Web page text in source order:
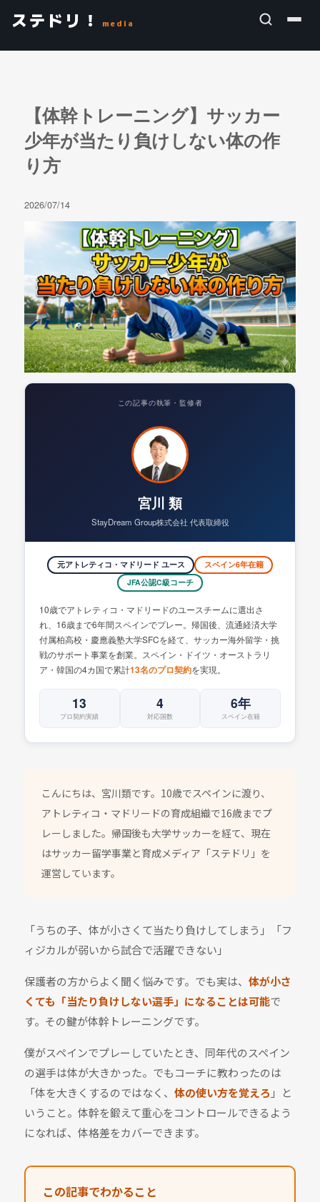
ステドリ！ media
【体幹トレーニング】サッカー
少年が当たり負けしない体の作
り方
2026/07/14
この記事の執筆・監修者
宮川 類
StayDream Group株式会社 代表取締役
元アトレティコ・マドリード ユース
スペイン6年在籍
JFA公認C級コーチ
10歳でアトレティコ・マドリードのユースチームに選出さ
れ、16歳まで6年間スペインでプレー。帰国後、流通経済大学
付属柏高校・慶應義塾大学SFCを経て、サッカー海外留学・挑
戦のサポート事業を創業。スペイン・ドイツ・オーストラリ
ア・韓国の4カ国で累計13名のプロ契約を実現。
13
プロ契約実績
4
対応国数
6年
スペイン在籍
こんにちは、宮川類です。10歳でスペインに渡り、
アトレティコ・マドリードの育成組織で16歳までプ
レーしました。帰国後も大学サッカーを経て、現在
はサッカー留学事業と育成メディア「ステドリ」を
運営しています。
「うちの子、体が小さくて当たり負けしてしまう」「フ
ィジカルが弱いから試合で活躍できない」
保護者の方からよく聞く悩みです。でも実は、体が小さ
くても「当たり負けしない選手」になることは可能で
す。その鍵が体幹トレーニングです。
僕がスペインでプレーしていたとき、同年代のスペイン
の選手は体が大きかった。でもコーチに教わったのは
「体を大きくするのではなく、体の使い方を覚えろ 」と
いうこと。体幹を鍛えて重心をコントロールできるよう
になれば、体格差をカバーできます。
この記事でわかること